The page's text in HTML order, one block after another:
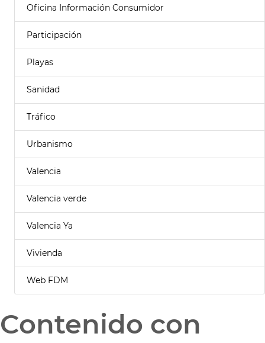
Oficina Información Consumidor
Participación
Playas
Sanidad
Tráfico
Urbanismo
Valencia
Valencia verde
Valencia Ya
Vivienda
Web FDM
Contenido con